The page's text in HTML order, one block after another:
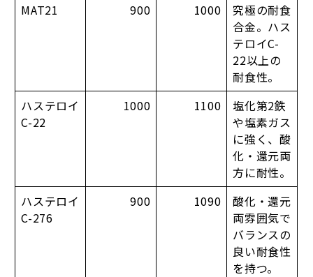
MAT21
900 1000
究極の耐食
合金。ハス
テロイC-
22以上の
耐食性。
ハステロイ
C-22
1000 1100
塩化第2鉄
や塩素ガス
に強く、酸
化・還元両
方に耐性。
ハステロイ
C-276
900 1090
酸化・還元
両雰囲気で
バランスの
良い耐食性
を持つ。